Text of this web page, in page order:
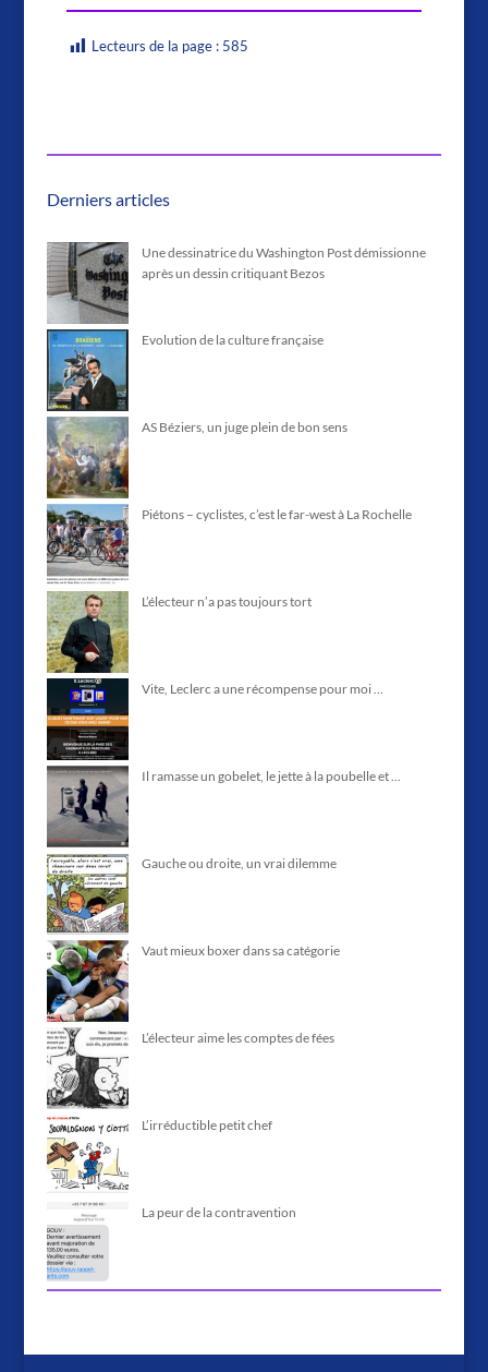
Lecteurs de la page : 585
Derniers articles
Une dessinatrice du Washington Post démissionne
après un dessin critiquant Bezos
Evolution de la culture française
AS Béziers, un juge plein de bon sens
Piétons – cyclistes, c’est le far-west à La Rochelle
L’électeur n’a pas toujours tort
Vite, Leclerc a une récompense pour moi …
Il ramasse un gobelet, le jette à la poubelle et …
Gauche ou droite, un vrai dilemme
Vaut mieux boxer dans sa catégorie
L’électeur aime les comptes de fées
L’irréductible petit chef
La peur de la contravention